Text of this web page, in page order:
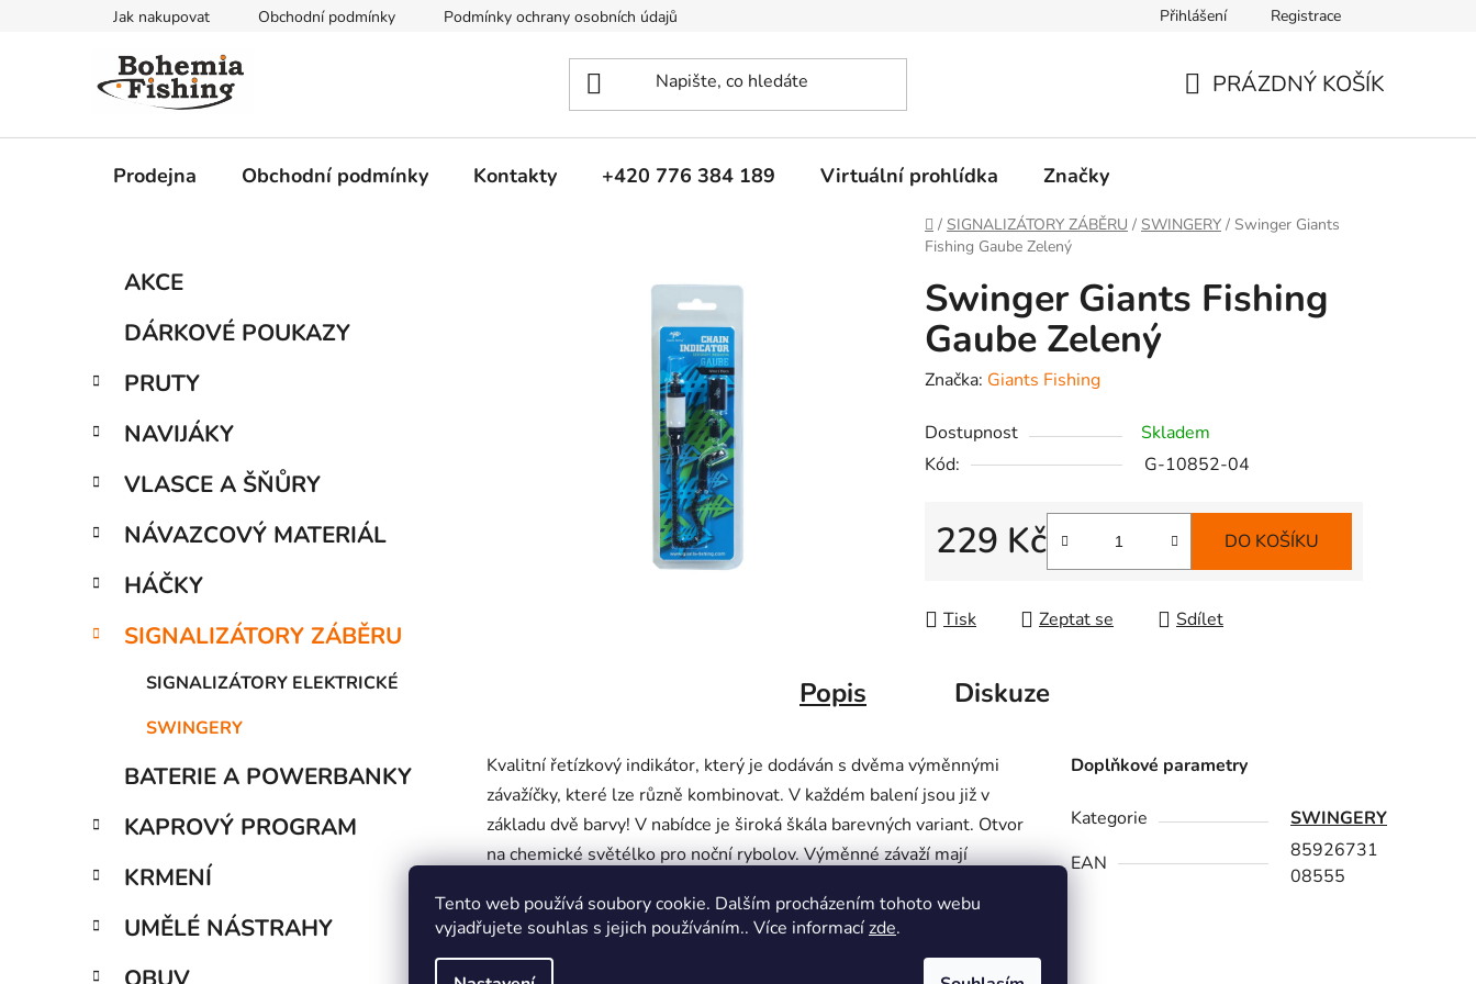
Tento web používá soubory cookie. Dalším procházením tohoto webu
vyjadřujete souhlas s jejich používáním.. Více informacízde.
Jak nakupovat Obchodní podmínky Podmínky ochrany osobních údajů Přihlášení Registrace
PRÁZDNÝ KOŠÍK
Prodejna Obchodní podmínky Kontakty +420 776 384 189 Virtuální prohlídka Značky
Domů
/ SIGNALIZÁTORY ZÁBĚRU / SWINGERY / Swinger Giants
Fishing Gaube Zelený
r
n
n
í
p
n
l
Přeskočit
kategorie
o
i
AKCE
DÁRKOVÉ POUKAZY
PRUTY
NAVIJÁKY
VLASCE A ŠŇŮRY
NÁVAZCOVÝ MATERIÁL
HÁČKY
SIGNALIZÁTORY ZÁBĚRU
SIGNALIZÁTORY ELEKTRICKÉ
SWINGERY
BATERIE A POWERBANKY
KAPROVÝ PROGRAM
KRMENÍ
UMĚLÉ NÁSTRAHY
Swinger Giants Fishing
Gaube Zelený
Značka: Giants Fishing
Dostupnost
Skladem
Kód:
G-10852-04
229 Kč DO KOŠÍKU
Tisk Zeptat se Sdílet
Popis Diskuze
Kvalitní řetízkový indikátor, který je dodáván s dvěma výměnnými
závažíčky, které lze různě kombinovat. V každém balení jsou již v
základu dvě barvy! V nabídce je široká škála barevných variant. Otvor
na chemické světélko pro noční rybolov. Výměnné závaží mají
propojovat bez ohledu na jejich velikost, mají stejný průměr závitu.
Závaží se dají samostatné dokoupit a jsou baleny po 3 ks. Zámek k
zavěšení na vlasec je vyrobena z kvalitního plastu. Délka: 24 cm V
Doplňkové parametry
Kategorie
SWINGERY
EAN
85926731
08555